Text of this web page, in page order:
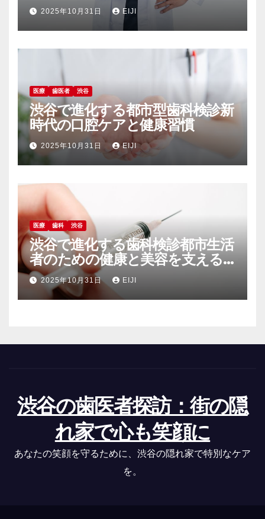
2025年10月31日 EIJI
医療 歯医者 渋谷
渋谷で進化する都市型歯科検診新
時代の口腔ケアと健康習慣
2025年10月31日 EIJI
医療 歯科 渋谷
渋谷で進化する歯科検診都市生活
者のための健康と美容を支える
最先端医療サービス
2025年10月31日 EIJI
渋谷の歯医者探訪：街の隠
れ家で心も笑顔に
あなたの笑顔を守るために、渋谷の隠れ家で特別なケア
を。